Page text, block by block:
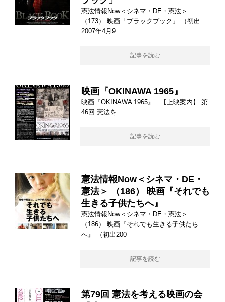
憲法情報Now＜シネマ・DE・憲法＞
（173） 映画「ブラックブック」 （初出
2007年4月9
記事を読む
映画『OKINAWA 1965』
映画『OKINAWA 1965』 【上映案内】 第
46回 憲法を
記事を読む
憲法情報Now＜シネマ・DE・
憲法＞ （186） 映画『それでも
生きる子供たちへ』
憲法情報Now＜シネマ・DE・憲法＞
（186） 映画『それでも生きる子供たち
へ』 （初出200
記事を読む
第79回 憲法を考える映画の会